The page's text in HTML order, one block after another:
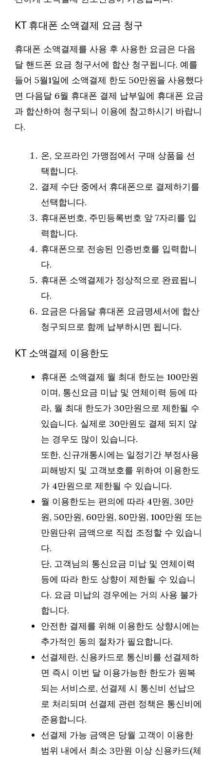
KT 휴대폰 소액결제 요금 청구
휴대폰 소액결제를 사용 후 사용한 요금은 다음
달 핸드폰 요금 청구서에 합산 청구됩니다. 예를
들어 5월1일에 소액결제 한도 50만원을 사용했다
면 다음달 6월 휴대폰 결제 납부일에 휴대폰 요금
과 합산하여 청구되니 이용에 참고하시기 바랍니
다.
온, 오프라인 가맹점에서 구매 상품을 선
택합니다.
결제 수단 중에서 휴대폰으로 결제하기를
선택합니다.
휴대폰번호, 주민등록번호 앞 7자리를 입
력합니다.
휴대폰으로 전송된 인증번호를 입력합니
다.
휴대폰 소액결제가 정상적으로 완료됩니
다.
요금은 다음달 휴대폰 요금명세서에 합산
청구되므로 함께 납부하시면 됩니다.
KT 소액결제 이용한도
휴대폰 소액결제 월 최대 한도는 100만원
이며, 통신요금 미납 및 연체이력 등에 따
라, 월 최대 한도가 30만원으로 제한될 수
있습니다. 실제로 30만원도 결제 되지 않
는 경우도 많이 있습니다.
또한, 신규개통시에는 일정기간 부정사용
피해방지 및 고객보호를 위하여 이용한도
가 4만원으로 제한될 수 있습니다.
월 이용한도는 편의에 따라 4만원, 30만
원, 50만원, 60만원, 80만원, 100만원 또는
만원단위 금액으로 직접 조정할 수 있습니
다.
단, 고객님의 통신요금 미납 및 연체이력
등에 따라 한도 상향이 제한될 수 있습니
다. 요금 미납의 경우에는 거의 사용 불가
합니다.
안전한 결제를 위해 이용한도 상향시에는
추가적인 동의 절차가 필요합니다.
선결제란, 신용카드로 통신비를 선결제하
면 즉시 이번 달 이용가능한 한도가 원복
되는 서비스로, 선결제 시 통신비 선납으
로 처리되며 선결제 관련 정책은 통신비에
준용합니다.
선결제 가능 금액은 당월 고객이 이용한
범위 내에서 최소 3만원 이상 신용카드(체